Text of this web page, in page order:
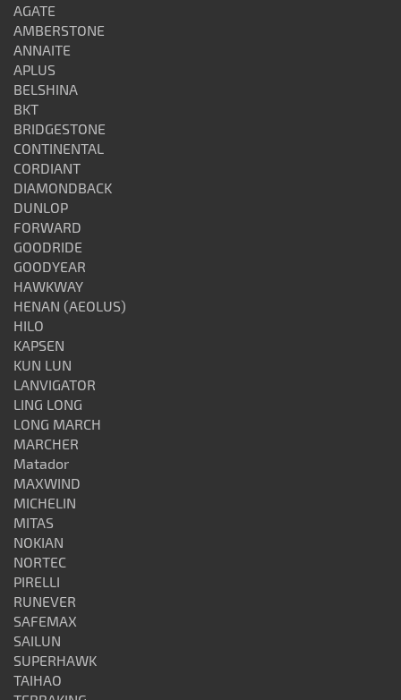
AGATE
AMBERSTONE
ANNAITE
APLUS
BELSHINA
BKT
BRIDGESTONE
CONTINENTAL
CORDIANT
DIAMONDBACK
DUNLOP
FORWARD
GOODRIDE
GOODYEAR
HAWKWAY
HENAN (AEOLUS)
HILO
KAPSEN
KUN LUN
LANVIGATOR
LING LONG
LONG MARCH
MARCHER
Matador
MAXWIND
MICHELIN
MITAS
NOKIAN
NORTEC
PIRELLI
RUNEVER
SAFEMAX
SAILUN
SUPERHAWK
TAIHAO